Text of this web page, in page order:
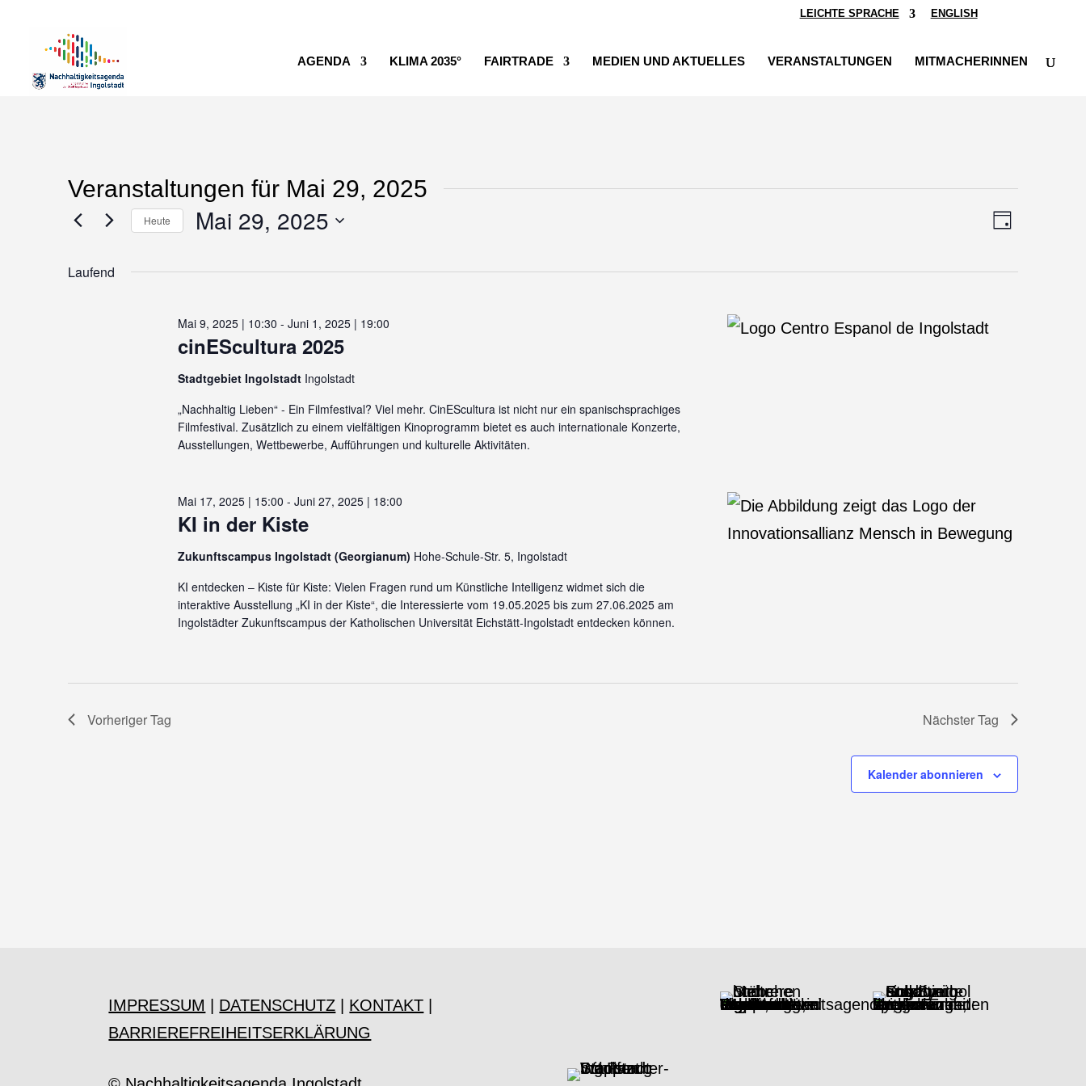
LEICHTE SPRACHE ENGLISH
AGENDA KLIMA 2035° FAIRTRADE MEDIEN UND AKTUELLES VERANSTALTUNGEN MITMACHERINNEN
Veranstaltungen für Mai 29, 2025
Ansichten-
Tag
Heute Mai 29, 2025
wählen.
Laufend
cinEScultura 2025
Mai 9, 2025 | 10:30 - Juni 1, 2025 | 19:00
Stadtgebiet Ingolstadt Ingolstadt
„Nachhaltig Lieben“ - Ein Filmfestival? Viel mehr. CinEScultura ist nicht nur ein spanischsprachiges
Filmfestival. Zusätzlich zu einem vielfältigen Kinoprogramm bietet es auch internationale Konzerte,
Ausstellungen, Wettbewerbe, Aufführungen und kulturelle Aktivitäten.
KI in der Kiste
Mai 17, 2025 | 15:00 - Juni 27, 2025 | 18:00
Zukunftscampus Ingolstadt (Georgianum) Hohe-Schule-Str. 5, Ingolstadt
KI entdecken – Kiste für Kiste: Vielen Fragen rund um Künstliche Intelligenz widmet sich die
interaktive Ausstellung „KI in der Kiste“, die Interessierte vom 19.05.2025 bis zum 27.06.2025 am
Ingolstädter Zukunftscampus der Katholischen Universität Eichstätt-Ingolstadt entdecken können.
Vorheriger Tag Nächster Tag
Kalender abonnieren
IMPRESSUM DATENSCHUTZ KONTAKT
BARRIEREFREIHEITSERKLÄRUNG